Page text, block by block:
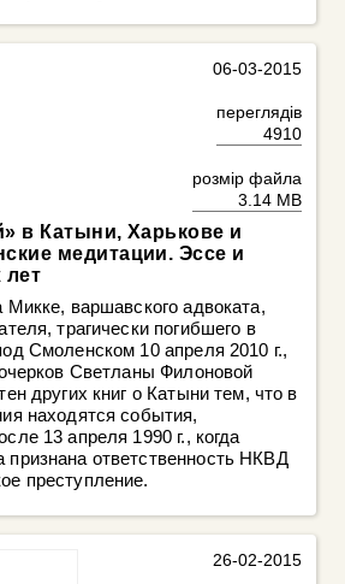
06-03-2015
переглядів
4910
розмір файла
3.14 MB
в Катыни, Харькове и
медитации. Эссе и
лет
Микке, варшавского адвоката,
трагически погибшего в
Смоленском 10 апреля 2010 г.,
Светланы Филоновой
других книг о Катыни тем, что в
находятся события,
13 апреля 1990 г., когда
ответственность НКВД
преступление.
26-02-2015